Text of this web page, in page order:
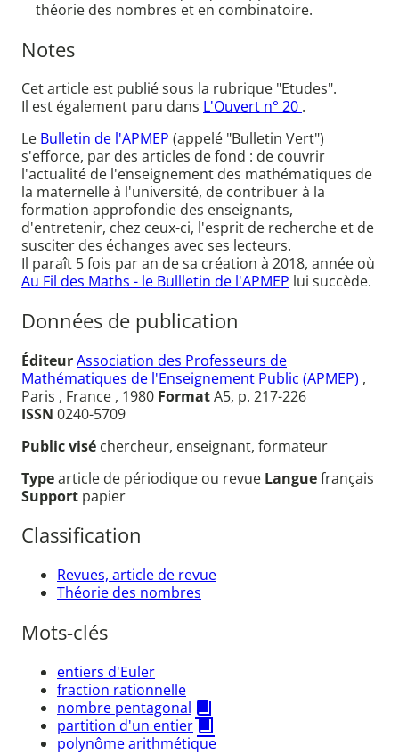
théorie des nombres et en combinatoire.
Notes
Cet article est publié sous la rubrique "Etudes".
Il est également paru dans L'Ouvert n° 20 .
Le Bulletin de l'APMEP (appelé "Bulletin Vert")
s'efforce, par des articles de fond : de couvrir
l'actualité de l'enseignement des mathématiques de
la maternelle à l'université, de contribuer à la
formation approfondie des enseignants,
d'entretenir, chez ceux-ci, l'esprit de recherche et de
susciter des échanges avec ses lecteurs.
Il paraît 5 fois par an de sa création à 2018, année où
Au Fil des Maths - le Bullletin de l'APMEP lui succède.
Données de publication
ÉditeurAssociation des Professeurs de
Mathématiques de l'Enseignement Public (APMEP) ,
Paris , France , 1980 FormatA5, p. 217-226
ISSN 0240-5709
Public visé chercheur, enseignant, formateur
Typearticle de périodique ou revue Languefrançais
Support papier
Classification
Revues, article de revue
Théorie des nombres
Mots-clés
entiers d'Euler
fraction rationnelle
nombre pentagonal
partition d'un entier
polynôme arithmétique